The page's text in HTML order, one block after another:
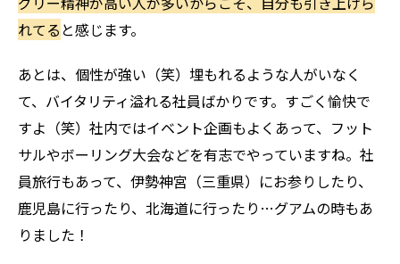
れてる と感じます。
あとは、個性が強い（笑）埋もれるような人がいなく
て、バイタリティ溢れる社員ばかりです。すごく愉快で
すよ（笑）社内ではイベント企画もよくあって、フット
サルやボーリング大会などを有志でやっていますね。社
員旅行もあって、伊勢神宮（三重県）にお参りしたり、
鹿児島に行ったり、北海道に行ったり…グアムの時もあ
りました！